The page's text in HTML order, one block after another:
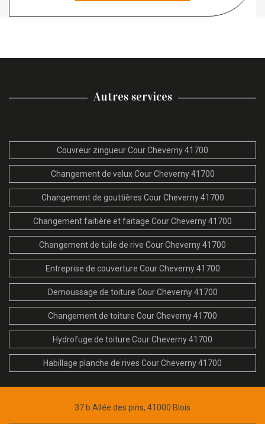
Autres services
Couvreur zingueur Cour Cheverny 41700
Changement de velux Cour Cheverny 41700
Changement de gouttières Cour Cheverny 41700
Changement faitière et faitage Cour Cheverny 41700
Changement de tuile de rive Cour Cheverny 41700
Entreprise de couverture Cour Cheverny 41700
Demoussage de toiture Cour Cheverny 41700
Changement de toiture Cour Cheverny 41700
Hydrofuge de toiture Cour Cheverny 41700
Habillage planche de rives Cour Cheverny 41700
37 b Allée des pins, 41000 Blois